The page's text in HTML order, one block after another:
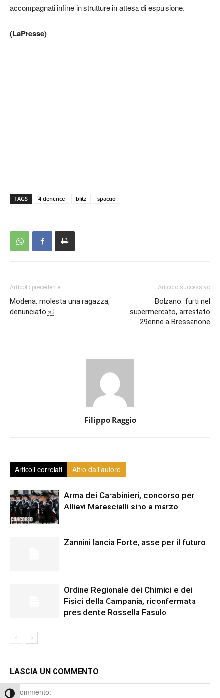
Attiva/disattiva alto contrasto
accompagnati infine in strutture in attesa di espulsione.
(LaPresse)
TAGS 4 denunce blitz spaccio
Articolo precedente
Modena: molesta una ragazza,
denunciato￼
Articolo successivo
Bolzano: furti nel
supermercato, arrestato
29enne a Bressanone
Filippo Raggio
Articoli correlati Altro dall'autore
Arma dei Carabinieri, concorso per
Allievi Marescialli sino a marzo
Zannini lancia Forte, asse per il futuro
Ordine Regionale dei Chimici e dei
Fisici della Campania, riconfermata
presidente Rossella Fasulo
LASCIA UN COMMENTO
Comment